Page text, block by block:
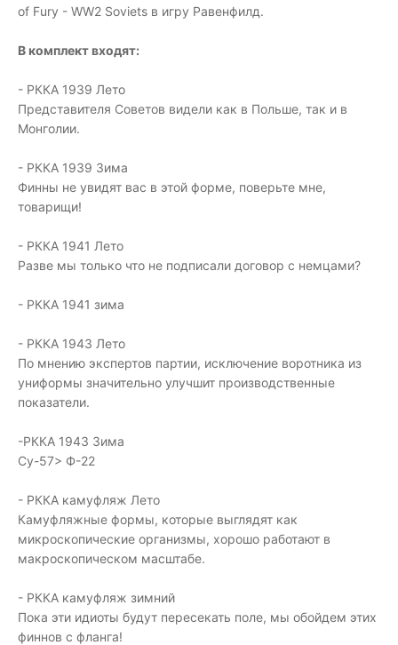
of Fury - WW2 Soviets в игру Равенфилд.
В комплект входят:
- РККА 1939 Лето
Представителя Советов видели как в Польше, так и в
Монголии.
- РККА 1939 Зима
Финны не увидят вас в этой форме, поверьте мне,
товарищи!
- РККА 1941 Лето
Разве мы только что не подписали договор с немцами?
- РККА 1941 зима
- РККА 1943 Лето
По мнению экспертов партии, исключение воротника из
униформы значительно улучшит производственные
показатели.
-РККА 1943 Зима
Су-57> Ф-22
- РККА камуфляж Лето
Камуфляжные формы, которые выглядят как
микроскопические организмы, хорошо работают в
макроскопическом масштабе.
- РККА камуфляж зимний
Пока эти идиоты будут пересекать поле, мы обойдем этих
финнов с фланга!